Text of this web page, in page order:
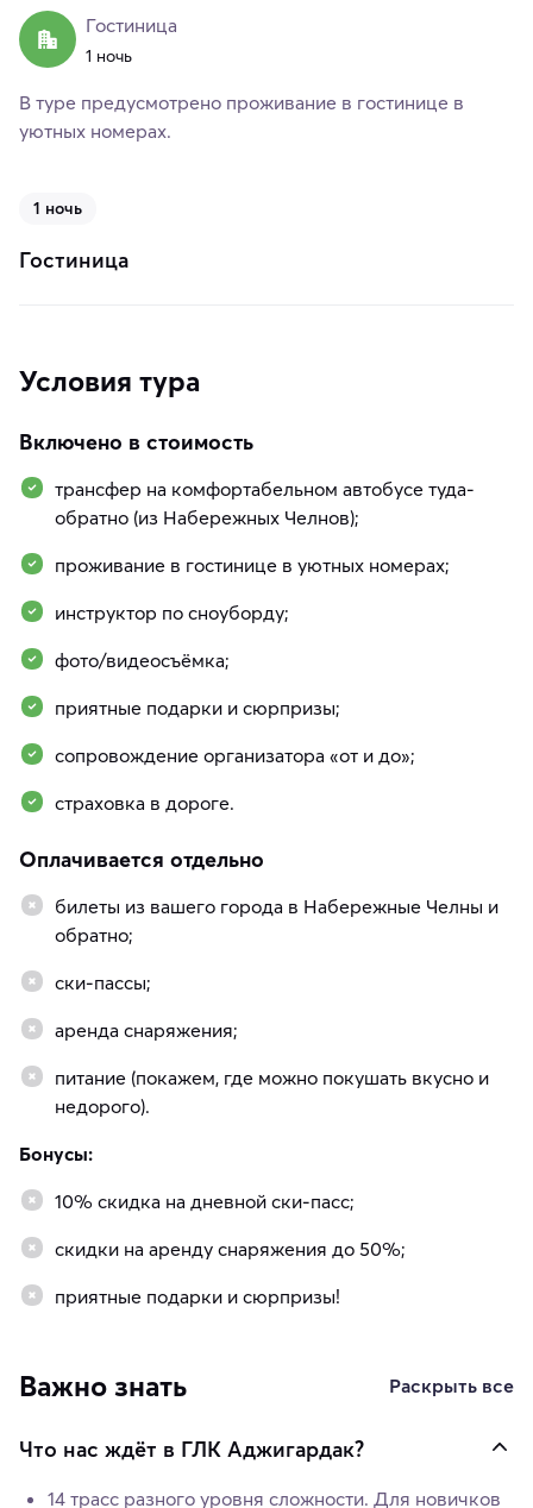
Гостиница
1 ночь
В туре предусмотрено проживание в гостинице в
уютных номерах.
1 ночь
Гостиница
Условия тура
Включено в стоимость
трансфер на комфортабельном автобусе туда-
обратно (из Набережных Челнов);
проживание в гостинице в уютных номерах;
инструктор по сноуборду;
фото/видеосъёмка;
приятные подарки и сюрпризы;
сопровождение организатора «от и до»;
страховка в дороге.
Оплачивается отдельно
билеты из вашего города в Набережные Челны и
обратно;
ски-пассы;
аренда снаряжения;
питание (покажем, где можно покушать вкусно и
недорого).
Бонусы:
10% скидка на дневной ски-пасс;
скидки на аренду снаряжения до 50%;
приятные подарки и сюрпризы!
Важно знать Раскрыть все
Что нас ждёт в ГЛК Аджигардак?
14 трасс разного уровня сложности. Для новичков